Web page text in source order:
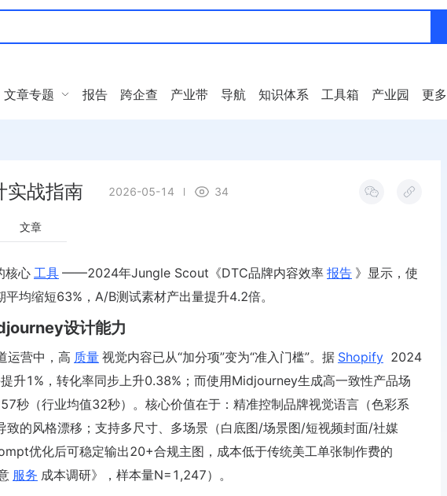
文章专题 报告 跨企查 产业带 导航 知识体系 工具箱 产业园 更多
实战指南 2026-05-14 34
文章
核心 工具 ——2024年Jungle Scout《DTC品牌内容效率 报告 》显示，使
均缩短63%，A/B测试素材产出量提升4.2倍。
设计能力
运营中，高 质量 视觉内容已从“加分项”变为“准入门槛”。据 Shopify 2024
升1%，转化率同步上升0.38%；而使用Midjourney生成高一致性产品场
秒（行业均值32秒）。核心价值在于：精准控制品牌视觉语言（色彩系
的风格漂移；支持多尺寸、多场景（白底图/场景图/短视频封面/社媒
优化后可稳定输出20+合规主图，成本低于传统美工单张制作费的
服务 成本调研》，样本量N=1,247）。